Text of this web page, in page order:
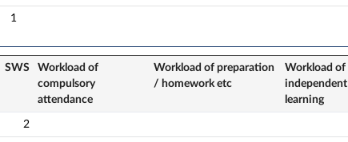
1
SWS
Workload of
compulsory
attendance
Workload of preparation
/ homework etc
Workload of
independent
learning
2